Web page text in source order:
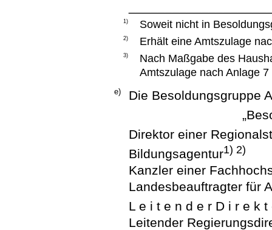
1) Soweit nicht in
2) Erhält eine Amtszulage
3)
Nach Maßgabe des
Amtszulage nach Anlage
e)
Die Besoldungsgruppe
Direktor einer
Bildungsagentur1) 2)
Kanzler einer
Landesbeauftragter für
L e i t e n d e r D i r e k t
Leitender